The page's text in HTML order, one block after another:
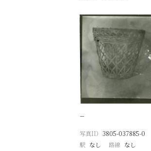
−
写真ID 3805-037885-0
駅 なし 路線 なし